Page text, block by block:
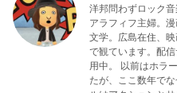
洋邦問わずロック
アラフィフ主婦。
文学。広島在住、
で観ています。配
用中。 以前はホラ
たが、ここ数年で